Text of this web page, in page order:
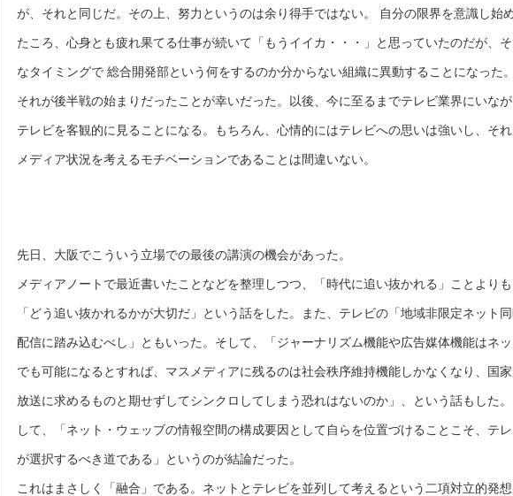
が、それと同じだ。その上、努力というのは余り得手ではない。 自分の限界を意識し始
たころ、心身とも疲れ果てる仕事が続いて「もうイイカ・・・」と思っていたのだが、
なタイミングで 総合開発部という何をするのか分からない組織に異動することになった。
それが後半戦の始まりだったことが幸いだった。以後、今に至るまでテレビ業界にいなが
テレビを客観的に見ることになる。もちろん、心情的にはテレビへの思いは強いし、そ
メディア状況を考えるモチベーションであることは間違いない。
先日、大阪でこういう立場での最後の講演の機会があった。
メディアノートで最近書いたことなどを整理しつつ、「時代に追い抜かれる」ことよりも
「どう追い抜かれるかが大切だ」という話をした。また、テレビの「地域非限定ネット
配信に踏み込むべし」ともいった。そして、「ジャーナリズム機能や広告媒体機能はネッ
でも可能になるとすれば、マスメディアに残るのは社会秩序維持機能しかなくなり、国
放送に求めるものと期せずしてシンクロしてしまう恐れはないのか」、という話もした
して、「ネット・ウェッブの情報空間の構成要因として自らを位置づけることこそ、テ
が選択するべき道である」というのが結論だった。
これはまさしく「融合」である。ネットとテレビを並列して考えるという二項対立的発